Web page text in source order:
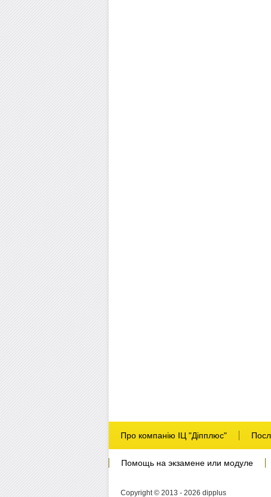
Про компанію ІЦ "Діпплюс"
Помощь на экзамене или модуле
Copyright © 2013 - 2026 dipplus